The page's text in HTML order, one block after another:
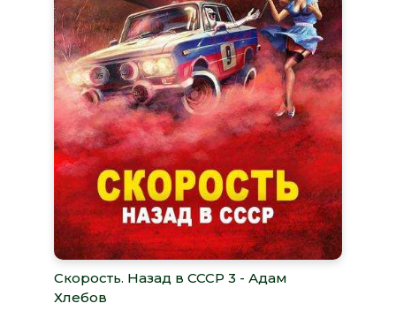
Скорость. Назад в СССР 3 - Адам
Хлебов